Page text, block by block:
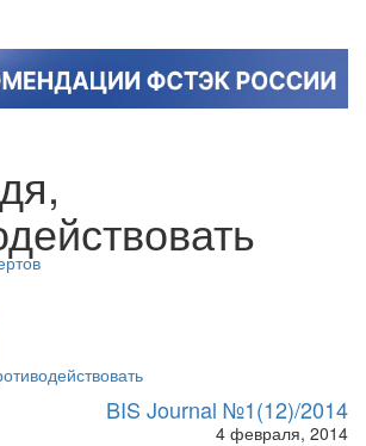
BIS Journal №1(12)/2014
4 февраля, 2014